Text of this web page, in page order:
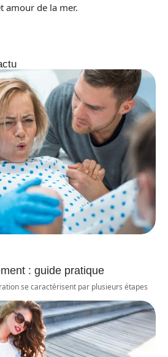
amour de la mer.
: guide pratique
se caractérisent par plusieurs étapes